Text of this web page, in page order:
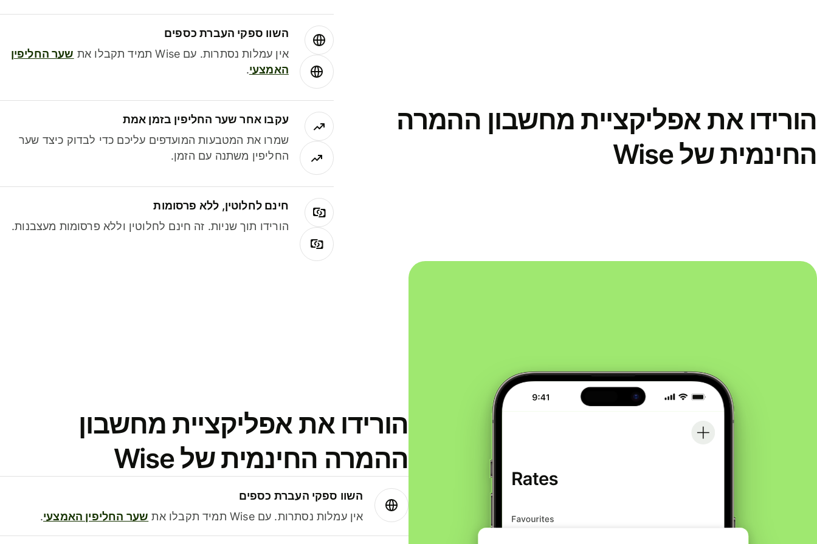
הורידו את אפליקציית מחשבון ההמרה
החינמית של Wise
השוו ספקי העברת כספים
אין עמלות נסתרות. עם Wise תמיד תקבלו את
שער החליפין
האמצעי.
עקבו אחר שער החליפין בזמן אמת
שמרו את המטבעות המועדפים עליכם כדי לבדוק כיצד שער
החליפין משתנה עם הזמן.
חינם לחלוטין, ללא פרסומות
הורידו תוך שניות. זה חינם לחלוטין וללא פרסומות מעצבנות.
הורידו את אפליקציית מחשבון
ההמרה החינמית של Wise
השוו ספקי העברת כספים
אין עמלות נסתרות. עם Wise תמיד תקבלו את
שער החליפין האמצעי.